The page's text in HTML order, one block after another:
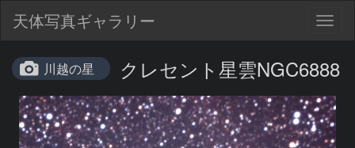
天体写真ギャラリー
川越の星 クレセント星雲NGC6888